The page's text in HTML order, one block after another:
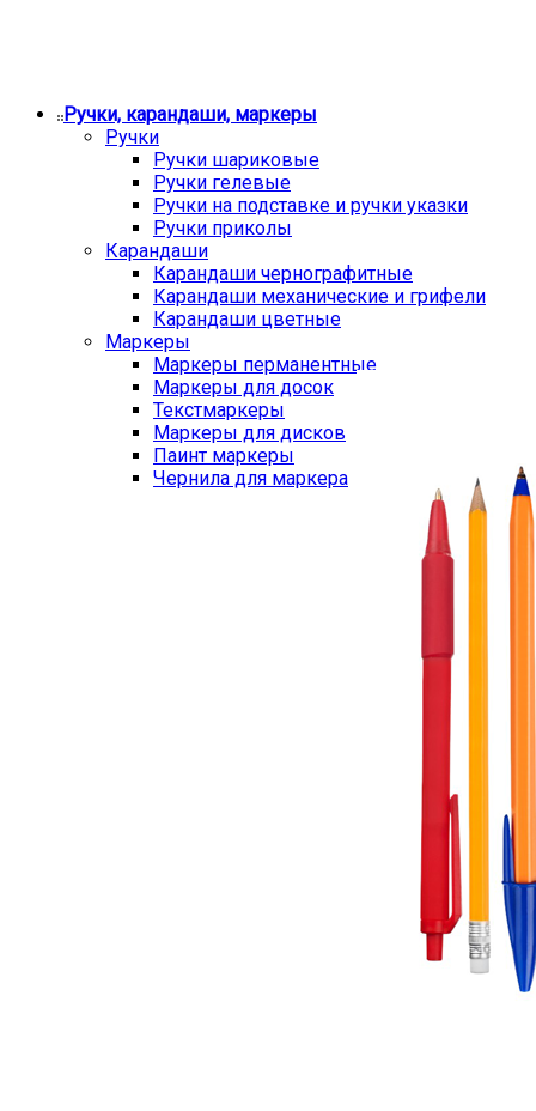
Ручки, карандаши, маркеры
Ручки
Ручки шариковые
Ручки гелевые
Ручки на подставке и ручки указки
Ручки приколы
Карандаши
Карандаши чернографитные
Карандаши механические и грифели
Карандаши цветные
Маркеры
Маркеры перманентные
Маркеры для досок
Текстмаркеры
Маркеры для дисков
Паинт маркеры
Чернила для маркера